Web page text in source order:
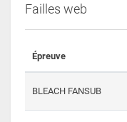
Failles web
Épreuve
BLEACH FANSUB